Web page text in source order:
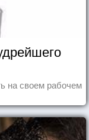
на своем рабочем